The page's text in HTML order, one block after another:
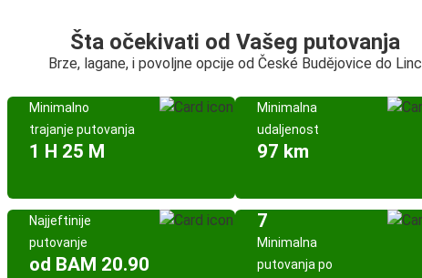
Šta očekivati od Vašeg putovanja
Brze, lagane, i povoljne opcije od České Budějovice do Linc
Minimalno
trajanje putovanja
1 H 25 M
Minimalna
udaljenost
97 km
Najjeftinije
putovanje
od BAM 20.90
7
Minimalna
putovanja po